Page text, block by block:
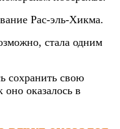
Рас-эль-Хикма.
стала одним
сохранить свою
оказалось в